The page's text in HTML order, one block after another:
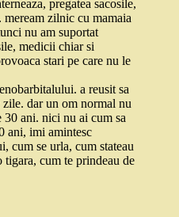
pregatea sacosile,
meream zilnic cu mamaia
nu am suportat
medicii chiar si
stari pe care nu le
a reusit sa
dar un om normal nu
30 ani. nici nu ai cum sa
ani, imi amintesc
cum se urla, cum stateau
tigara, cum te prindeau de